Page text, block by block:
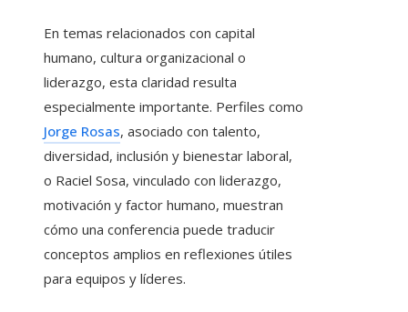
En temas relacionados con capital
humano, cultura organizacional o
liderazgo, esta claridad resulta
especialmente importante. Perfiles como
Jorge Rosas, asociado con talento,
diversidad, inclusión y bienestar laboral,
o Raciel Sosa, vinculado con liderazgo,
motivación y factor humano, muestran
cómo una conferencia puede traducir
conceptos amplios en reflexiones útiles
para equipos y líderes.